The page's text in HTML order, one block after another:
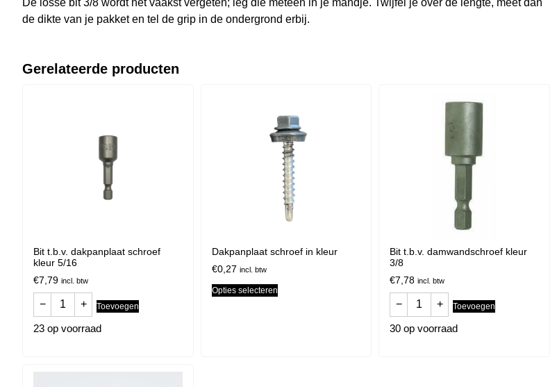
de dikte van je pakket en tel de grip in de ondergrond erbij.
Gerelateerde producten
Bit t.b.v. dakpanplaat schroef
kleur 5/16
€7,79 incl. btw
− + Toevoegen
23 op voorraad
Dakpanplaat schroef in kleur
€0,27 incl. btw
Opties selecteren
Bit t.b.v. damwandschroef kleur
3/8
€7,78 incl. btw
− + Toevoegen
30 op voorraad